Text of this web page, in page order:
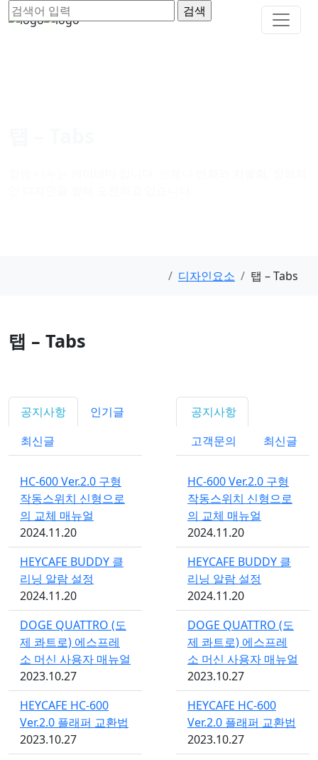
디자인요소 탭 – Tabs
탭 – Tabs
공지사항
인기글
최신글
HC-600 Ver.2.0 구형
작동스위치 신형으로
의 교체 매뉴얼
2024.11.20
HEYCAFE BUDDY 클
리닝 알람 설정
2024.11.20
DOGE QUATTRO (도
제 콰트로) 에스프레
소 머신 사용자 매뉴얼
2023.10.27
HEYCAFE HC-600
Ver.2.0 플래퍼 교환법
2023.10.27
공지사항
고객문의
최신글
HC-600 Ver.2.0 구형
작동스위치 신형으로
의 교체 매뉴얼
2024.11.20
HEYCAFE BUDDY 클
리닝 알람 설정
2024.11.20
DOGE QUATTRO (도
제 콰트로) 에스프레
소 머신 사용자 매뉴얼
2023.10.27
HEYCAFE HC-600
Ver.2.0 플래퍼 교환법
2023.10.27